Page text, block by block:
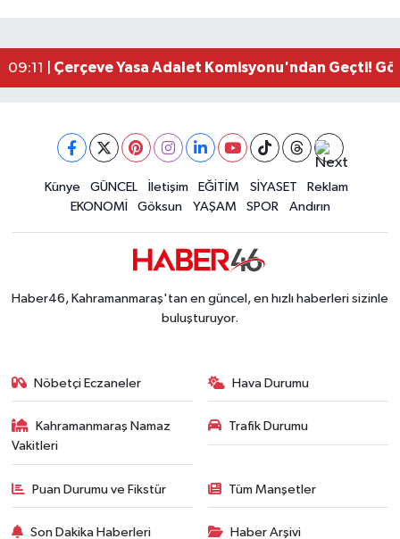
09:11 | Çerçeve Yasa Adalet Komisyonu'ndan Geçti!
09:04 |Kahramanmaraş'taki Okul Saldırısı TBMM
Kahramanmaraş'ta Pusula Maraş Eğitim
Kahramanmaraş'ta Tarım İçin Su Seferberliği
20:02 |Kahramanmaraş'ta 5 Kilometrelik Yolda Sıcak
Künye GÜNCEL İletişim EĞİTİM SİYASET
Reklam
EKONOMİ
Göksun YAŞAM SPOR Andırın
Haber46, Kahramanmaraş'tan en güncel, en hızlı haberleri sizinle
buluşturuyor.
Nöbetçi Eczaneler Hava Durumu
Kahramanmaraş Namaz
Vakitleri
Trafik Durumu
Puan Durumu ve Fikstür Tüm Manşetler
Son Dakika Haberleri Haber Arşivi